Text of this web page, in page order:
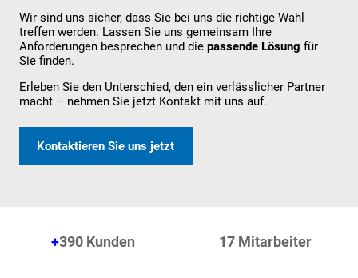
Wir sind uns sicher, dass Sie bei uns die richtige Wahl
treffen werden. Lassen Sie uns gemeinsam Ihre
Anforderungen besprechen und die passende Lösung für
Sie finden.
Erleben Sie den Unterschied, den ein verlässlicher Partner
macht – nehmen Sie jetzt Kontakt mit uns auf.
Kontaktieren Sie uns jetzt
+390 Kunden 17 Mitarbeiter